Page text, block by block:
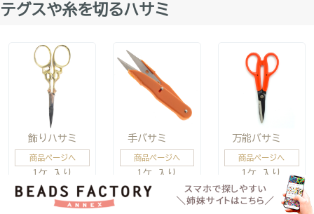
テグスや糸を切るハサミ
飾りハサミ
商品ページへ
1ケ 入り
792円(税込)
手バサミ
商品ページへ
1ケ 入り
264円(税込)
万能バサミ
商品ページへ
1ケ 入り
880円(税込)